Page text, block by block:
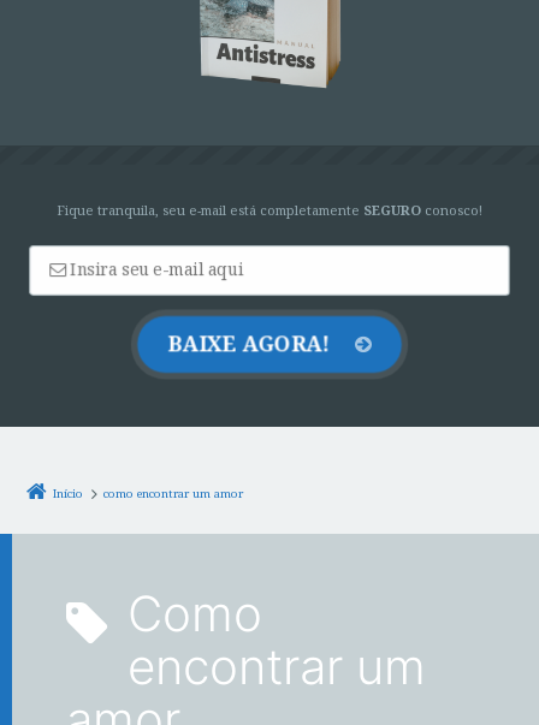
Fique tranquila, seu e-mail está completamente SEGURO conosco!
Início como encontrar um amor
como
encontrar um